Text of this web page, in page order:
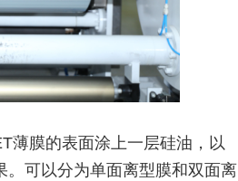
薄膜的表面涂上一层硅油，以
。可以分为单面离型膜和双面离